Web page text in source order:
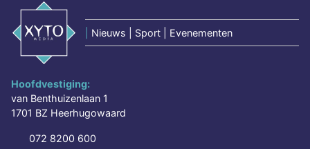
Nieuws | Sport | Evenementen
Hoofdvestiging:
van Benthuizenlaan 1
1701 BZ Heerhugowaard
072 8200 600